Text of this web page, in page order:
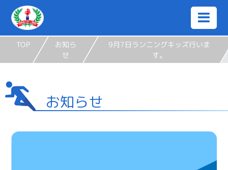
TOP
お知ら
せ
9月7日ランニングキッズ行いま
す。
お知らせ